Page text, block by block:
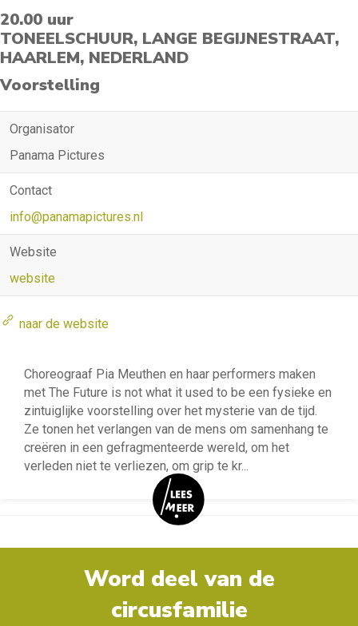
20.00 uur
TONEELSCHUUR, LANGE BEGIJNESTRAAT,
HAARLEM, NEDERLAND
Voorstelling
Organisator
Panama Pictures
Contact
info@panamapictures.nl
Website
website
naar de website
Choreograaf Pia Meuthen en haar performers maken
met The Future is not what it used to be een fysieke en
zintuiglijke voorstelling over het mysterie van de tijd.
Ze tonen het verlangen van de mens om samenhang te
creëren in een gefragmenteerde wereld, om het
verleden niet te verliezen, om grip te kr...
Word deel van de
circusfamilie